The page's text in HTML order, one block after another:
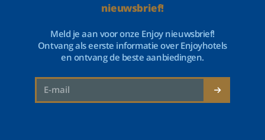
nieuwsbrief!
Meld je aan voor onze Enjoy nieuwsbrief!
Ontvang als eerste informatie over Enjoyhotels
en ontvang de beste aanbiedingen.